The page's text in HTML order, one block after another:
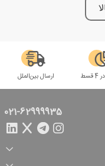
ارسال بین‌الملل
021-62999935